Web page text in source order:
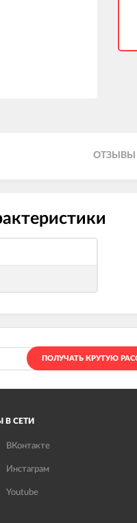
ОТЗЫВЫ
ПОЛУЧАТЬ КРУТУЮ
В СЕТИ
ВКонтакте
Инстаграм
Youtube